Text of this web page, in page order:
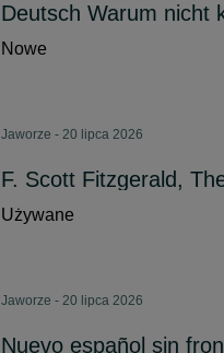
Deutsch Warum nicht
Nowe
Jaworze - 20 lipca 2026
F. Scott Fitzgerald,
Używane
Jaworze - 20 lipca 2026
Nuevo español sin